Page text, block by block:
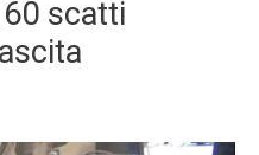
scatti